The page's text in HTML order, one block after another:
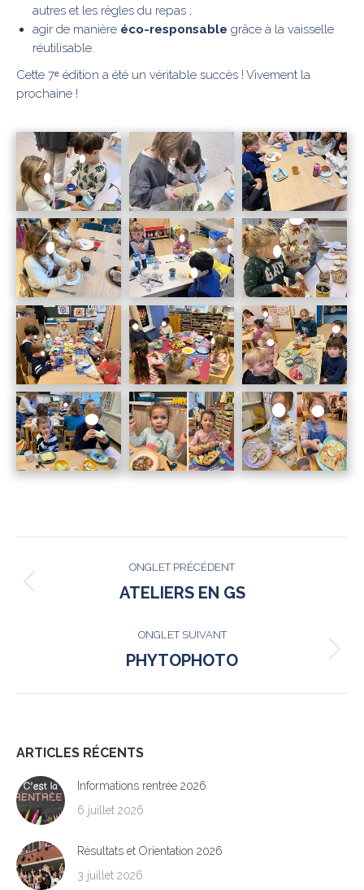
autres et les règles du repas ;
agir de manière éco-responsable grâce à la vaisselle
réutilisable.
Cette 7ᵉ édition a été un véritable succès ! Vivement la
prochaine !
DE
COMMENTAIRE
ONGLET PRÉCÉDENT
Onglet
ATELIERS EN GS
ONGLET SUIVANT
Onglet
PHYTOPHOTO
ARTICLES RÉCENTS
Informations rentrée 2026
6 juillet 2026
Résultats et Orientation 2026
3 juillet 2026